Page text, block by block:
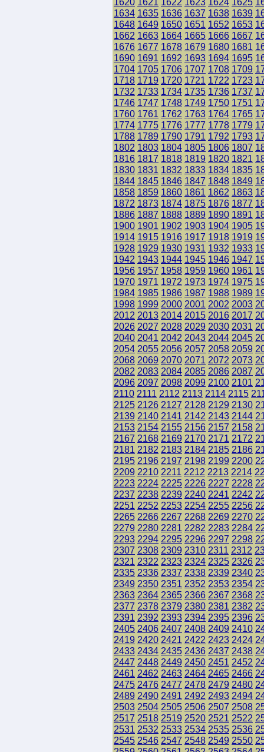
1634 1635 1636 1637 1638 1639
1648 1649 1650 1651 1652 1653
1662 1663 1664 1665 1666 1667
1676 1677 1678 1679 1680 1681
1690 1691 1692 1693 1694 1695
1704 1705 1706 1707 1708 1709
1718 1719 1720 1721 1722 1723
1732 1733 1734 1735 1736 1737
1746 1747 1748 1749 1750 1751
1760 1761 1762 1763 1764 1765
1774 1775 1776 1777 1778 1779
1788 1789 1790 1791 1792 1793
1802 1803 1804 1805 1806 1807
1816 1817 1818 1819 1820 1821
1830 1831 1832 1833 1834 1835
1844 1845 1846 1847 1848 1849
1858 1859 1860 1861 1862 1863
1872 1873 1874 1875 1876 1877
1886 1887 1888 1889 1890 1891
1900 1901 1902 1903 1904 1905
1914 1915 1916 1917 1918 1919
1928 1929 1930 1931 1932 1933
1942 1943 1944 1945 1946 1947
1956 1957 1958 1959 1960 1961
1970 1971 1972 1973 1974 1975
1984 1985 1986 1987 1988 1989
1998 1999 2000 2001 2002 2003
2012 2013 2014 2015 2016 2017
2026 2027 2028 2029 2030 2031
2040 2041 2042 2043 2044 2045
2054 2055 2056 2057 2058 2059
2068 2069 2070 2071 2072 2073
2082 2083 2084 2085 2086 2087
2096 2097 2098 2099 2100 2101
2110 2111 2112 2113 2114 2115
2125 2126 2127 2128 2129 2130
2139 2140 2141 2142 2143 2144
2153 2154 2155 2156 2157 2158
2167 2168 2169 2170 2171 2172
2181 2182 2183 2184 2185 2186
2195 2196 2197 2198 2199 2200
2209 2210 2211 2212 2213 2214
2223 2224 2225 2226 2227 2228
2237 2238 2239 2240 2241 2242
2251 2252 2253 2254 2255 2256
2265 2266 2267 2268 2269 2270
2279 2280 2281 2282 2283 2284
2293 2294 2295 2296 2297 2298
2307 2308 2309 2310 2311 2312
2321 2322 2323 2324 2325 2326
2335 2336 2337 2338 2339 2340
2349 2350 2351 2352 2353 2354
2363 2364 2365 2366 2367 2368
2377 2378 2379 2380 2381 2382
2391 2392 2393 2394 2395 2396
2405 2406 2407 2408 2409 2410
2419 2420 2421 2422 2423 2424
2433 2434 2435 2436 2437 2438
2447 2448 2449 2450 2451 2452
2461 2462 2463 2464 2465 2466
2475 2476 2477 2478 2479 2480
2489 2490 2491 2492 2493 2494
2503 2504 2505 2506 2507 2508
2517 2518 2519 2520 2521 2522
2531 2532 2533 2534 2535 2536
2545 2546 2547 2548 2549 2550